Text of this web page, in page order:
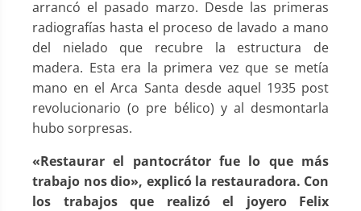
arrancó el pasado marzo. Desde las primeras
radiografías hasta el proceso de lavado a mano
del nielado que recubre la estructura de
madera. Esta era la primera vez que se metía
mano en el Arca Santa desde aquel 1935 post
revolucionario (o pre bélico) y al desmontarla
hubo sorpresas.
«Restaurar el pantocrátor fue lo que más
trabajo nos dio», explicó la restauradora. Con
los trabajos que realizó el joyero Felix